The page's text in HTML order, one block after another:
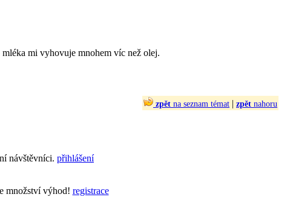
mi vyhovuje mnohem víc než olej.
zpět na seznam témat | zpět nahoru
návštěvníci. přihlášení
množství výhod! registrace